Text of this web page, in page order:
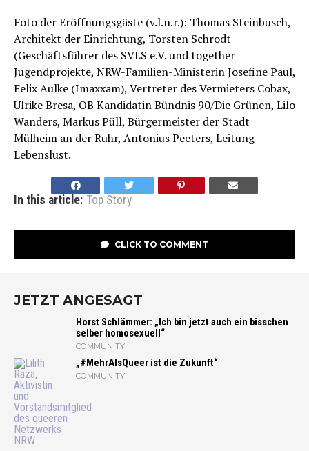
Foto der Eröffnungsgäste (v.l.n.r.): Thomas Steinbusch,
Architekt der Einrichtung, Torsten Schrodt
(Geschäftsführer des SVLS e.V. und together
Jugendprojekte, NRW-Familien-Ministerin Josefine Paul,
Felix Aulke (Imaxxam), Vertreter des Vermieters Cobax,
Ulrike Bresa, OB Kandidatin Bündnis 90/Die Grünen, Lilo
Wanders, Markus Püll, Bürgermeister der Stadt
Mülheim an der Ruhr, Antonius Peeters, Leitung
Lebenslust.
In this article: Top Story
CLICK TO COMMENT
JETZT ANGESAGT
Horst Schlämmer: „Ich bin jetzt auch ein bisschen
selber homosexuell“
COMMUNITY
„#MehrAlsQueer ist die Zukunft“
COMMUNITY